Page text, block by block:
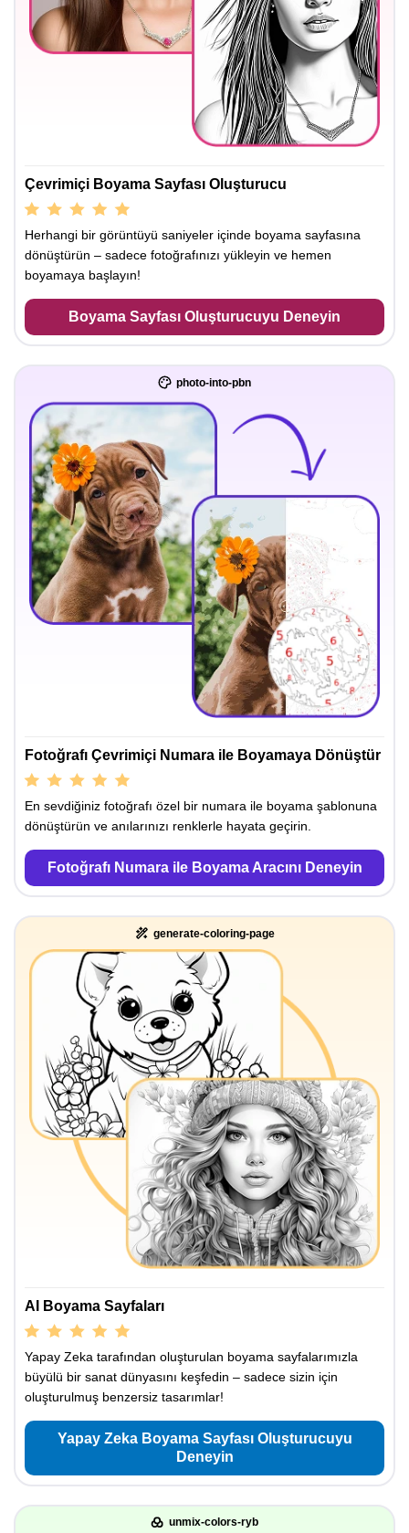
Çevrimiçi Boyama Sayfası Oluşturucu
Herhangi bir görüntüyü saniyeler içinde boyama sayfasına
dönüştürün – sadece fotoğrafınızı yükleyin ve hemen
boyamaya başlayın!
Boyama Sayfası Oluşturucuyu Deneyin
photo-into-pbn
Fotoğrafı Çevrimiçi Numara ile Boyamaya Dönüştür
En sevdiğiniz fotoğrafı özel bir numara ile boyama şablonuna
dönüştürün ve anılarınızı renklerle hayata geçirin.
Fotoğrafı Numara ile Boyama Aracını Deneyin
generate-coloring-page
AI Boyama Sayfaları
Yapay Zeka tarafından oluşturulan boyama sayfalarımızla
büyülü bir sanat dünyasını keşfedin – sadece sizin için
oluşturulmuş benzersiz tasarımlar!
Yapay Zeka Boyama Sayfası Oluşturucuyu
Deneyin
unmix-colors-ryb